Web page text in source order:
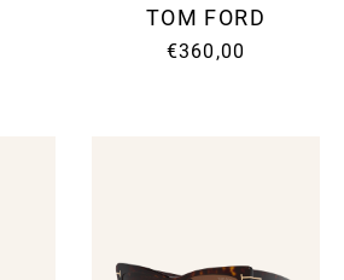
TOM FORD
€360,00